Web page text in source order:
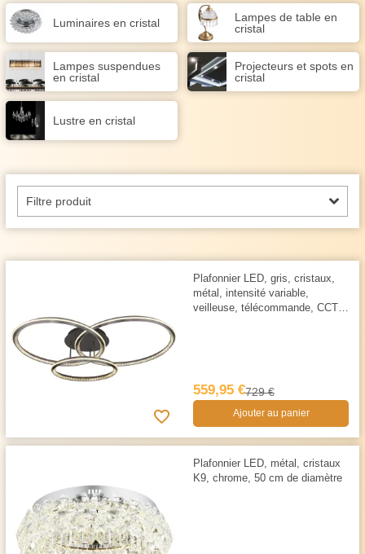
Luminaires en cristal
Lampes de table en
cristal
Lampes suspendues
en cristal
Projecteurs et spots en
cristal
Lustre en cristal
Filtre produit
Plafonnier LED, gris, cristaux,
métal, intensité variable,
veilleuse, télécommande, CCT,
559,95 €729 €
Ajouter au panier
Plafonnier LED, métal, cristaux
K9, chrome, 50 cm de diamètre